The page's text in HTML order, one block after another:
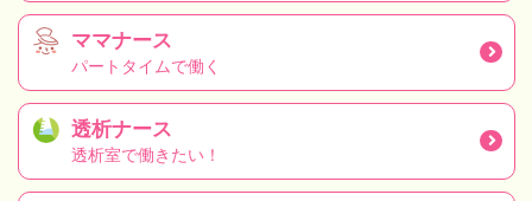
ママナース
パートタイムで働く
透析ナース
透析室で働きたい！